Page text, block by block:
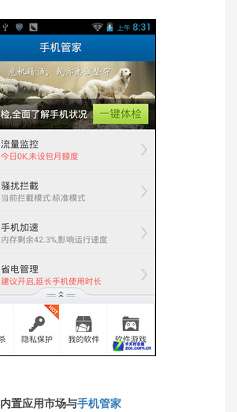
内置应用市场与手机管家